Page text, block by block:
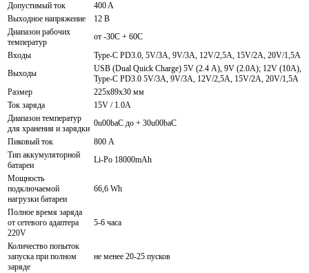
Допустимый ток
400 A
Выходное напряжение
12 В
Диапазон рабочих
температур
от -30С + 60С
Входы
Type-C PD3.0, 5V/3А, 9V/3A, 12V/2,5A, 15V/2A, 20V/1,5A
Выходы
USB (Dual Quick Charge) 5V (2.4 А), 9V (2.0A); 12V (10A),
Type-C PD3.0 5V/3А, 9V/3A, 12V/2,5A, 15V/2A, 20V/1,5A
Размер
225x89x30 мм
Ток заряда
15V / 1.0A
Диапазон температур
для хранения и зарядки
0u00baС до + 30u00baС
Пиковый ток
800 А
Тип аккумуляторной
батареи
Li-Po 18000mАh
Мощность
подключаемой
нагрузки батареи
66,6 Wh
Полное время заряда
от сетевого адаптера
220V
5-6 часа
Количество попыток
запуска при полном
заряде
не менее 20-25 пусков